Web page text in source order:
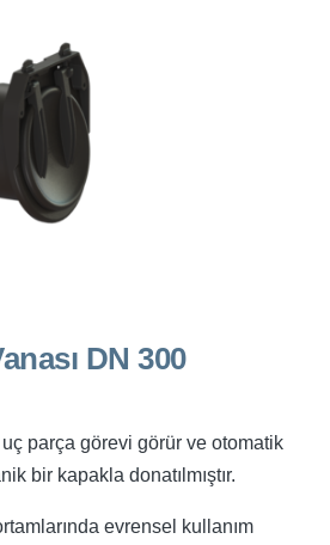
DN 300
uç parça görevi görür ve otomatik
bir kapakla donatılmıştır.
evrensel kullanım